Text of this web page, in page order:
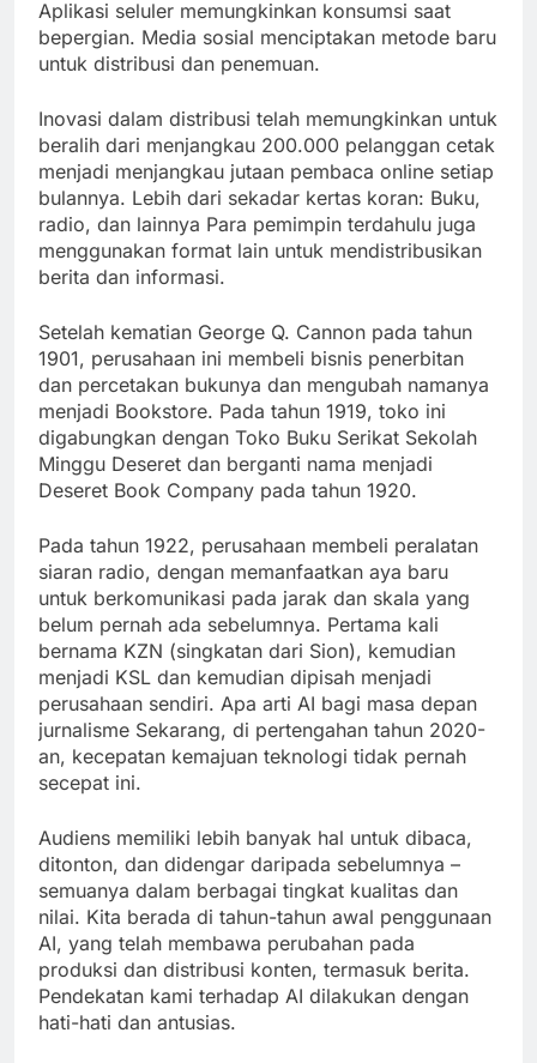
Aplikasi seluler memungkinkan konsumsi saat
bepergian. Media sosial menciptakan metode baru
untuk distribusi dan penemuan.
Inovasi dalam distribusi telah memungkinkan untuk
beralih dari menjangkau 200.000 pelanggan cetak
menjadi menjangkau jutaan pembaca online setiap
bulannya. Lebih dari sekadar kertas koran: Buku,
radio, dan lainnya Para pemimpin terdahulu juga
menggunakan format lain untuk mendistribusikan
berita dan informasi.
Setelah kematian George Q. Cannon pada tahun
1901, perusahaan ini membeli bisnis penerbitan
dan percetakan bukunya dan mengubah namanya
menjadi Bookstore. Pada tahun 1919, toko ini
digabungkan dengan Toko Buku Serikat Sekolah
Minggu Deseret dan berganti nama menjadi
Deseret Book Company pada tahun 1920.
Pada tahun 1922, perusahaan membeli peralatan
siaran radio, dengan memanfaatkan aya baru
untuk berkomunikasi pada jarak dan skala yang
belum pernah ada sebelumnya. Pertama kali
bernama KZN (singkatan dari Sion), kemudian
menjadi KSL dan kemudian dipisah menjadi
perusahaan sendiri. Apa arti AI bagi masa depan
jurnalisme Sekarang, di pertengahan tahun 2020-
an, kecepatan kemajuan teknologi tidak pernah
secepat ini.
Audiens memiliki lebih banyak hal untuk dibaca,
ditonton, dan didengar daripada sebelumnya –
semuanya dalam berbagai tingkat kualitas dan
nilai. Kita berada di tahun-tahun awal penggunaan
AI, yang telah membawa perubahan pada
produksi dan distribusi konten, termasuk berita.
Pendekatan kami terhadap AI dilakukan dengan
hati-hati dan antusias.